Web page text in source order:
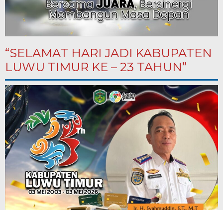
“SELAMAT HARI JADI KABUPATEN
LUWU TIMUR KE – 23 TAHUN”